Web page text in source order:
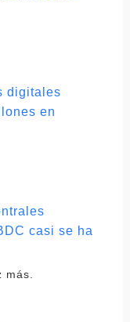
digitales
en
casi se ha